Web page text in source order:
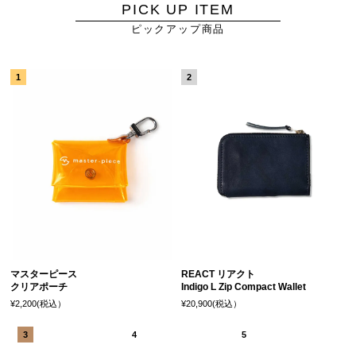
PICK UP ITEM
ピックアップ商品
マスターピース
クリアポーチ
¥2,200(税込）
REACT リアクト
Indigo L Zip Compact Wallet
¥20,900(税込）